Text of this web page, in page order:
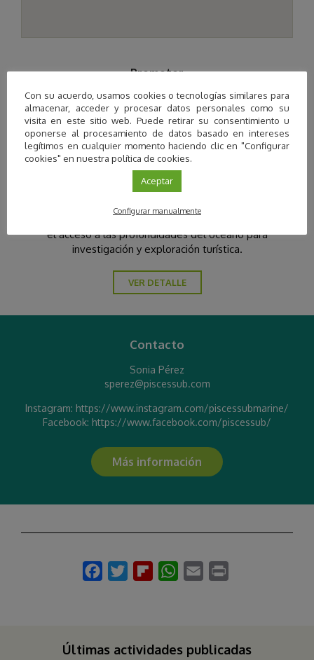
Promotor
Pisces VI es un submarino pilotado que facilita
el acceso a las profundidades del océano para
investigación y exploración turística.
VER DETALLE
Contacto
Sonia Pérez
sperez@piscessub.com
Instagram: https://www.instagram.com/piscessubmarine/
Facebook: https://www.facebook.com/piscessub/
Más información
Últimas actividades publicadas
Con su acuerdo, usamos cookies o tecnologías similares para
almacenar, acceder y procesar datos personales como su
visita en este sitio web. Puede retirar su consentimiento u
oponerse al procesamiento de datos basado en intereses
legítimos en cualquier momento haciendo clic en "Configurar
cookies" en nuestra política de cookies.
Aceptar
Configurar manualmente